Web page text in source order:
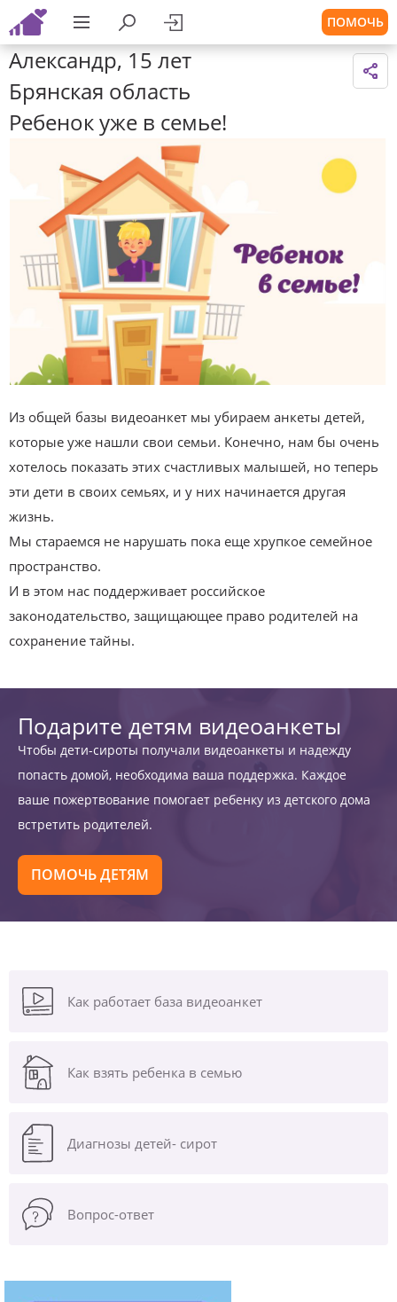
ПОМОЧЬ
Александр, 15 лет
Брянская область
Ребенок уже в семье!
Из общей базы видеоанкет мы убираем анкеты детей,
которые уже нашли свои семьи. Конечно, нам бы очень
хотелось показать этих счастливых малышей, но теперь
эти дети в своих семьях, и у них начинается другая
жизнь.
Мы стараемся не нарушать пока еще хрупкое семейное
пространство.
И в этом нас поддерживает российское
законодательство, защищающее право родителей на
сохранение тайны.
Подарите детям видеоанкеты
Чтобы дети-сироты получали видеоанкеты и надежду
попасть домой, необходима ваша поддержка. Каждое
ваше пожертвование помогает ребенку из детского дома
встретить родителей.
ПОМОЧЬ ДЕТЯМ
Как работает база видеоанкет
Как взять ребенка в семью
Диагнозы детей- сирот
Вопрос-ответ